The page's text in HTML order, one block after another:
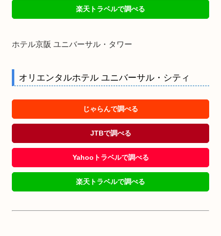
楽天トラベルで調べる
ホテル京阪 ユニバーサル・タワー
オリエンタルホテル ユニバーサル・シティ
じゃらんで調べる
JTBで調べる
Yahooトラベルで調べる
楽天トラベルで調べる